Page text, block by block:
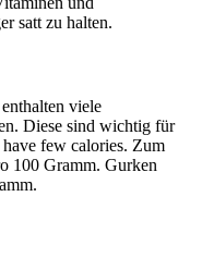
satt zu halten.
viele
Diese sind wichtig für
few calories. Zum
100 Gramm. Gurken